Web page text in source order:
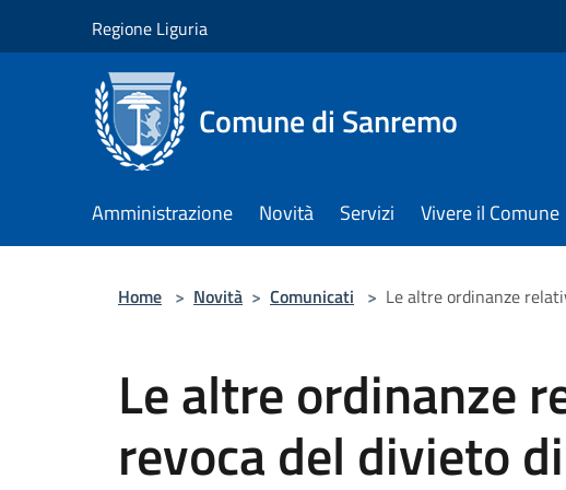
Regione Liguria
Comune di Sanremo
Amministrazione Novità Servizi Vivere il Comune
Home > Novità > Comunicati > Le altre ordinanze
Le altre ordinanze
revoca del divieto